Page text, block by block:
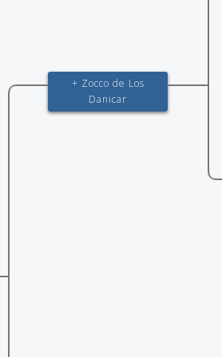
+ Zocco de Los
Danicar